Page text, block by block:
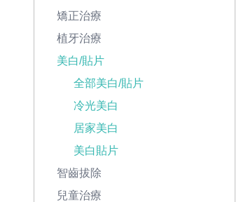
矯正治療
植牙治療
美白/貼片
全部美白/貼片
冷光美白
居家美白
美白貼片
智齒拔除
兒童治療